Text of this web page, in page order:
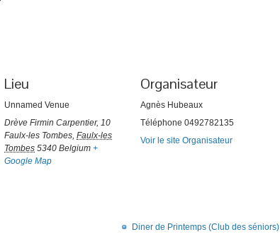
Lieu
Unnamed Venue
Drève Firmin Carpentier, 10
Faulx-les Tombes, Faulx-les
Tombes 5340 Belgium +
Google Map
Organisateur
Agnès Hubeaux
Téléphone 0492782135
Voir le site Organisateur
Diner de Printemps (Club des séniors)